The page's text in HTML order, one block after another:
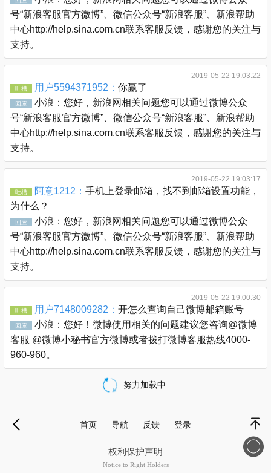
号“新浪客服官方微博”、微信公众号“新浪客服”、新浪帮助
中心http://help.sina.com.cn联系客服反馈，感谢您的关注与
支持。
2019-05-22 19:03:22
吐槽 用户5594371952： 你赢了
回应 小浪： 您好，新浪网相关问题您可以通过微博公众
号“新浪客服官方微博”、微信公众号“新浪客服”、新浪帮助
中心http://help.sina.com.cn联系客服反馈，感谢您的关注与
支持。
2019-05-22 19:03:17
吐槽 阿意1212： 手机上登录邮箱，找不到邮箱设置功能，
为什么？
回应 小浪： 您好，新浪网相关问题您可以通过微博公众
号“新浪客服官方微博”、微信公众号“新浪客服”、新浪帮助
中心http://help.sina.com.cn联系客服反馈，感谢您的关注与
支持。
2019-05-22 19:00:30
吐槽 用户7148009282： 开怎么查询自己微博邮箱账号
回应 小浪： 您好！微博使用相关的问题建议您咨询@微博
客服 @微博小秘书官方微博或者拨打微博客服热线4000-
960-960。
载
更
努力加载中
顶部
首页 导航 反馈 登录
权利保护声明
Notice to Right Holders